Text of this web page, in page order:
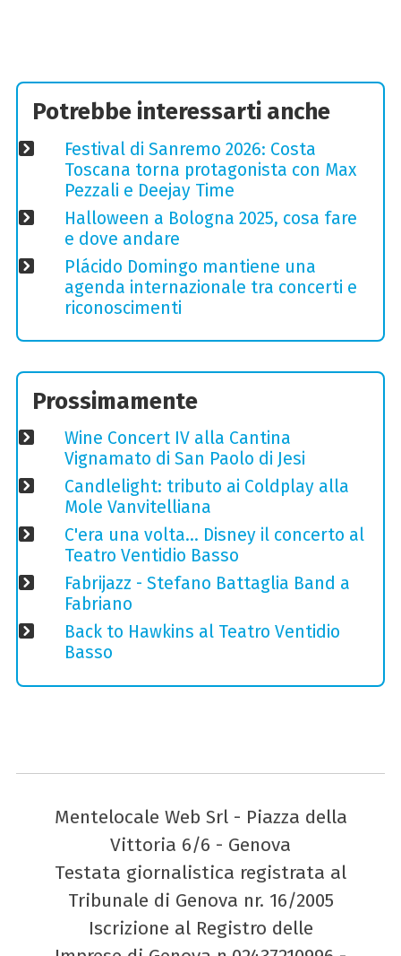
Potrebbe interessarti anche
Festival di Sanremo 2026: Costa
Toscana torna protagonista con Max
Pezzali e Deejay Time
Halloween a Bologna 2025, cosa fare
e dove andare
Plácido Domingo mantiene una
agenda internazionale tra concerti e
riconoscimenti
Prossimamente
Wine Concert IV alla Cantina
Vignamato di San Paolo di Jesi
Candlelight: tributo ai Coldplay alla
Mole Vanvitelliana
C'era una volta… Disney il concerto al
Teatro Ventidio Basso
Fabrijazz - Stefano Battaglia Band a
Fabriano
Back to Hawkins al Teatro Ventidio
Basso
Mentelocale Web Srl - Piazza della
Vittoria 6/6 - Genova
Testata giornalistica registrata al
Tribunale di Genova nr. 16/2005
Iscrizione al Registro delle